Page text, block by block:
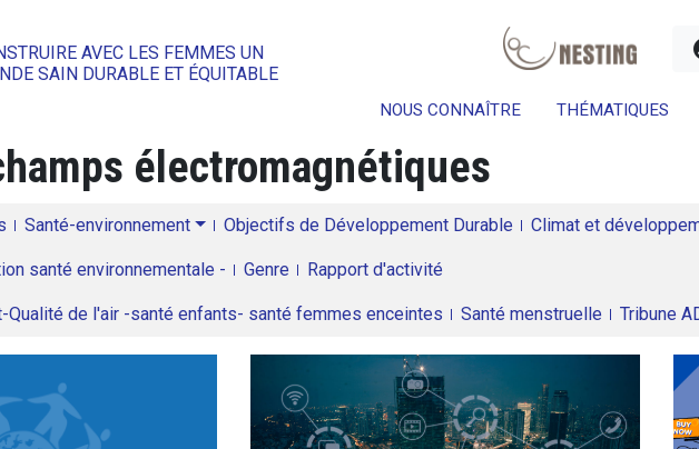
AVEC LES FEMMES UN
SAIN DURABLE ET ÉQUITABLE
NOUS CONNAÎTRE THÉMATIQUES
électromagnétiques
Santé-environnement Objectifs de Développement Durable Climat et
santé environnementale - Genre Rapport d'activité
Qualité de l'air -santé enfants- santé femmes enceintes Santé menstruelle Tribune